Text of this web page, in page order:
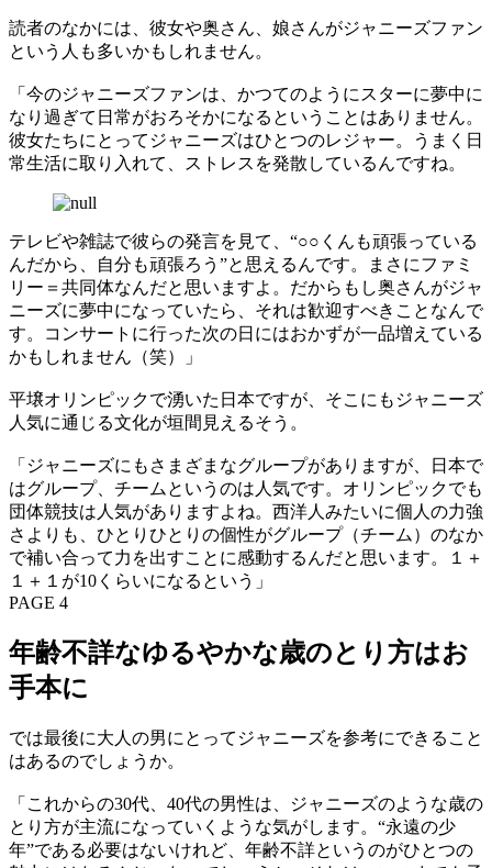
読者のなかには、彼女や奥さん、娘さんがジャニーズファン
という人も多いかもしれません。
「今のジャニーズファンは、かつてのようにスターに夢中に
なり過ぎて日常がおろそかになるということはありません。
彼女たちにとってジャニーズはひとつのレジャー。うまく日
常生活に取り入れて、ストレスを発散しているんですね。
テレビや雑誌で彼らの発言を見て、“○○くんも頑張っている
んだから、自分も頑張ろう”と思えるんです。まさにファミ
リー＝共同体なんだと思いますよ。だからもし奥さんがジャ
ニーズに夢中になっていたら、それは歓迎すべきことなんで
す。コンサートに行った次の日にはおかずが一品増えている
かもしれません（笑）」
平壌オリンピックで湧いた日本ですが、そこにもジャニーズ
人気に通じる文化が垣間見えるそう。
「ジャニーズにもさまざまなグループがありますが、日本で
はグループ、チームというのは人気です。オリンピックでも
団体競技は人気がありますよね。西洋人みたいに個人の力強
さよりも、ひとりひとりの個性がグループ（チーム）のなか
で補い合って力を出すことに感動するんだと思います。１＋
１＋１が10くらいになるという」
PAGE 4
年齢不詳なゆるやかな歳のとり方はお
手本に
では最後に大人の男にとってジャニーズを参考にできること
はあるのでしょうか。
「これからの30代、40代の男性は、ジャニーズのような歳の
とり方が主流になっていくような気がします。“永遠の少
年”である必要はないけれど、年齢不詳というのがひとつの